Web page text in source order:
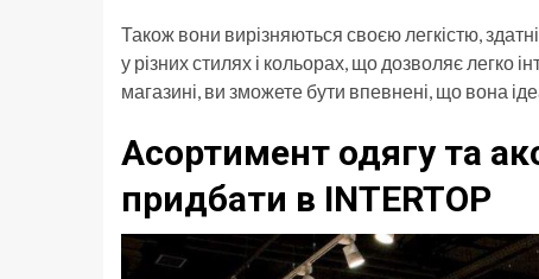
Також вони вирізняються своєю легкістю,
у різних стилях і кольорах, що дозволяє легко
магазині, ви зможете бути впевнені, що вона
Асортимент одягу та
придбати в INTERTOP